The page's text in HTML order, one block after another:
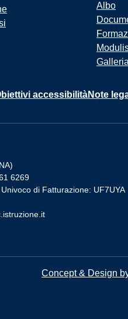
Albo
Galleria
accessibilitàNote
6269
di Fatturazione: UF7UYA
Concept & Design